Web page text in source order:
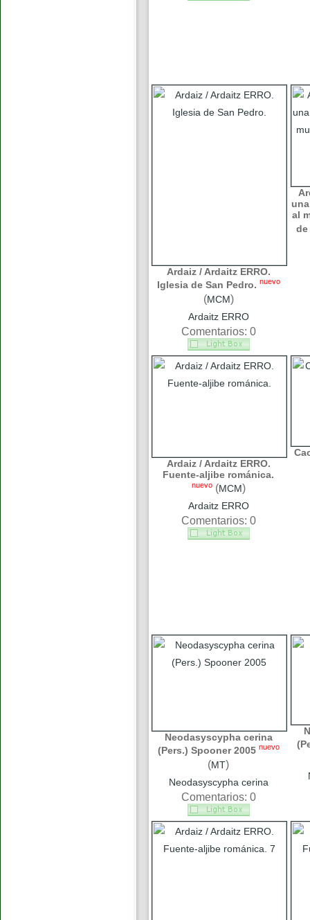
Ardaiz / Ardaitz ERRO.
Iglesia de San Pedro. nuevo
(MCM)
Ardaitz ERRO
Comentarios: 0
al
de
Ardaiz / Ardaitz ERRO.
Fuente-aljibe románica.
nuevo (MCM)
Ardaitz ERRO
Comentarios: 0
Neodasyscypha cerina
(Pers.) Spooner 2005 nuevo
(MT)
Neodasyscypha cerina
Comentarios: 0